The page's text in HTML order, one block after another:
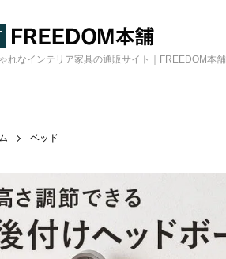
れなインテリア家具の通販サイト｜FREEDOM本舗
ベッド